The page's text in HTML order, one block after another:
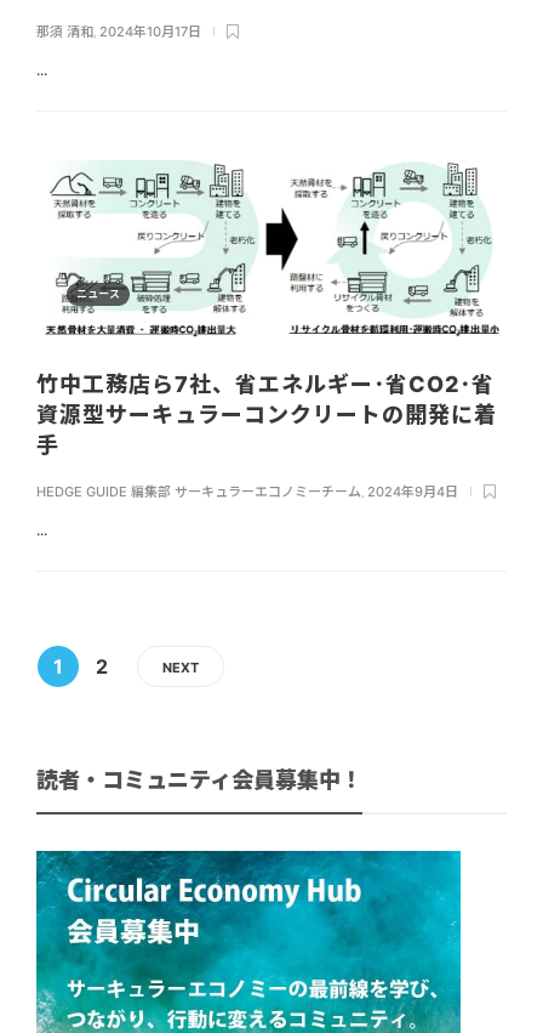
那須 清和, 2024年10月17日
...
ニュース
竹中工務店ら7社、省エネルギー･省CO2･省
資源型サーキュラーコンクリートの開発に着
手
HEDGE GUIDE 編集部 サーキュラーエコノミーチーム, 2024年9月4日
...
1 2 NEXT
読者・コミュニティ会員募集中！